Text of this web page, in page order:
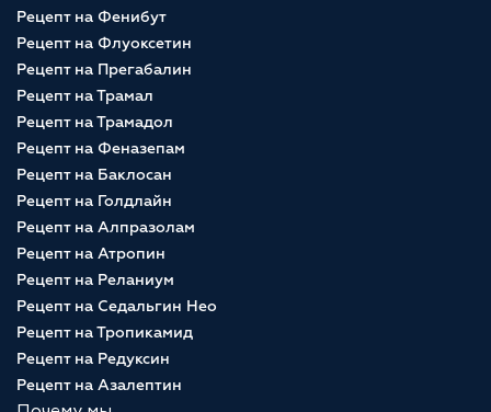
Рецепт на Фенибут
Рецепт на Флуоксетин
Рецепт на Прегабалин
Рецепт на Трамал
Рецепт на Трамадол
Рецепт на Феназепам
Рецепт на Баклосан
Рецепт на Голдлайн
Рецепт на Алпразолам
Рецепт на Атропин
Рецепт на Реланиум
Рецепт на Седальгин Нео
Рецепт на Тропикамид
Рецепт на Редуксин
Рецепт на Азалептин